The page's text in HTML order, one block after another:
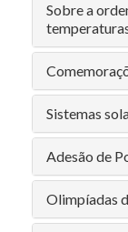
Sobre a
Sistemas
Adesão de
Olimpíadas